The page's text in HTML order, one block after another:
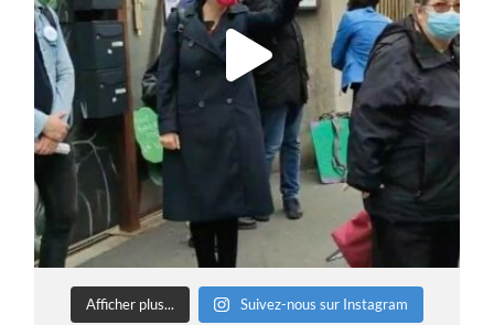
Afficher plus... Suivez-nous sur Instagram